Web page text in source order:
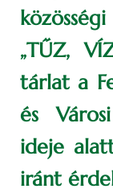
„TŰZ,
tárlat a
és
ideje
iránt